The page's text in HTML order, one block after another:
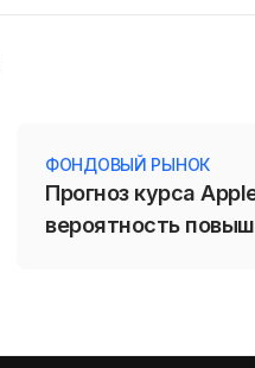
ФОНДОВЫЙ РЫНОК
Прогноз курса
вероятность